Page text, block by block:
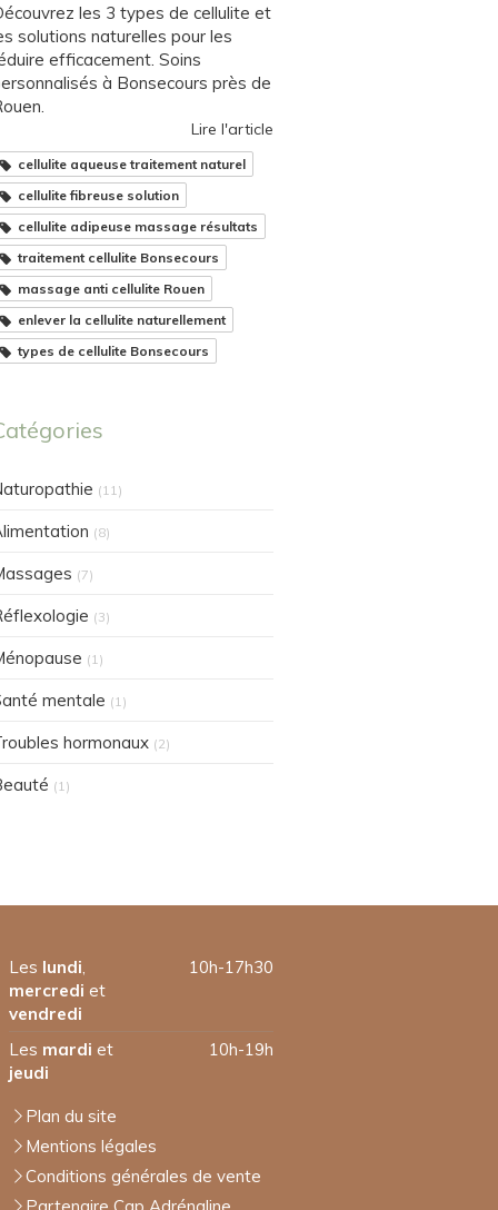
les 3 types de cellulite et
solutions naturelles pour les
efficacement. Soins
à Bonsecours près de
Lire l'article
cellulite aqueuse traitement naturel
cellulite fibreuse solution
cellulite adipeuse massage résultats
traitement cellulite Bonsecours
massage anti cellulite Rouen
enlever la cellulite naturellement
types de cellulite Bonsecours
(11)
(8)
(7)
(3)
(1)
mentale (1)
hormonaux (2)
(1)
Les lundi,
mercredi et
vendredi
10h-17h30
Les mardi et
jeudi
10h-19h
Plan du site
Mentions légales
Conditions générales de vente